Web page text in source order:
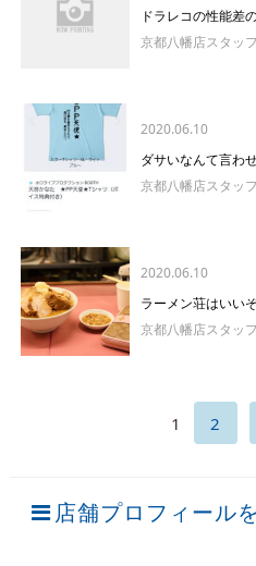
ドラレコの性能差
京都八幡店スタッフ
2020.06.10
ダサいなんて言わ
京都八幡店スタッフ
2020.06.10
ラーメン荘はいい
京都八幡店スタッフ
1 2
店舗プロフィール